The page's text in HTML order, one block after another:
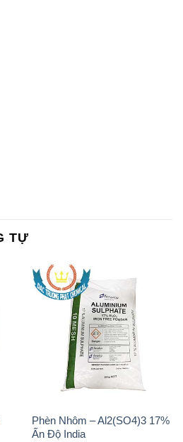
TỰ
Phèn Nhôm – Al2(SO4)3 17%
Ấn Độ India